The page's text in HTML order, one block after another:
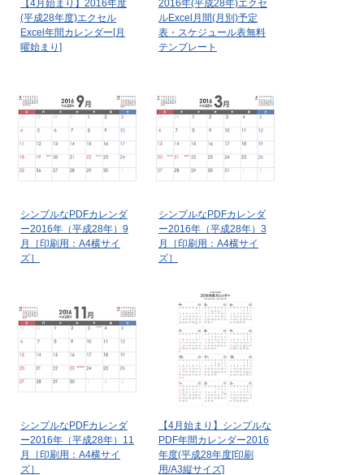
【4月始まり】2016年度
(平成28年度)エクセル
Excel年間カレンダー[月
曜始まり]
2016年(平成28年)エクセ
ルExcel月間(月別)予定
表・スケジュール表無料
テンプレート
シンプルなPDFカレンダ
ー2016年（平成28年）9
月［印刷用：A4横サイ
ズ］
シンプルなPDFカレンダ
ー2016年（平成28年）3
月［印刷用：A4横サイ
ズ］
シンプルなPDFカレンダ
ー2016年（平成28年）11
月［印刷用：A4横サイ
ズ］
【4月始まり】シンプルな
PDF年間カレンダー2016
年度(平成28年度[印刷
用/A3縦サイズ]